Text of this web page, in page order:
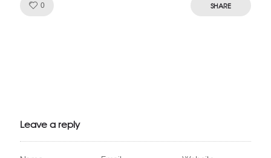
0 SHARE
Leave a reply